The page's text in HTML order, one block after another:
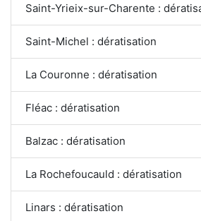
Saint-Yrieix-sur-Charente :
Saint-Michel : dératisation
La Couronne : dératisation
Fléac : dératisation
Balzac : dératisation
La Rochefoucauld : dératisation
Linars : dératisation